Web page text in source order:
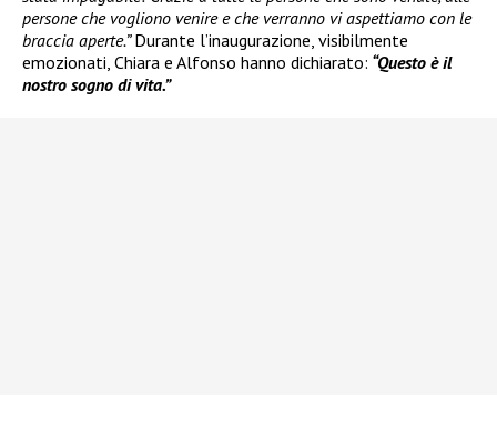
persone che vogliono venire e che verranno vi aspettiamo con le
braccia aperte.”Durante l’inaugurazione, visibilmente
emozionati, Chiara e Alfonso hanno dichiarato: “Questo è il
nostro sogno di vita.”